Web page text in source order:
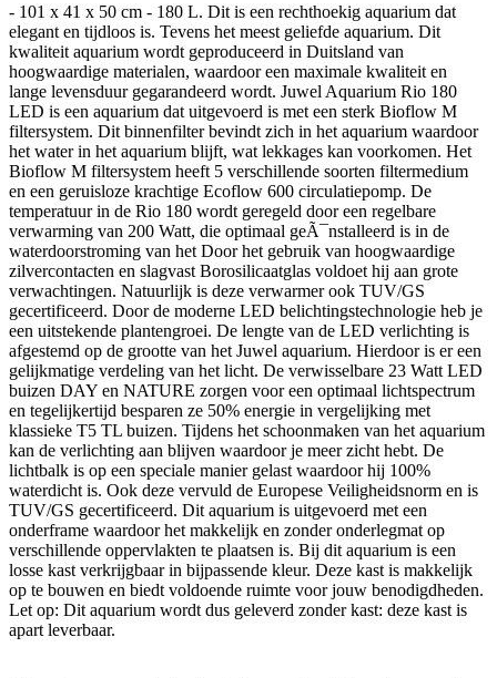
- 101 x 41 x 50 cm - 180 L. Dit is een rechthoekig aquarium dat
elegant en tijdloos is. Tevens het meest geliefde aquarium. Dit
kwaliteit aquarium wordt geproduceerd in Duitsland van
hoogwaardige materialen, waardoor een maximale kwaliteit en
lange levensduur gegarandeerd wordt. Juwel Aquarium Rio 180
LED is een aquarium dat uitgevoerd is met een sterk Bioflow M
filtersystem. Dit binnenfilter bevindt zich in het aquarium waardoor
het water in het aquarium blijft, wat lekkages kan voorkomen. Het
Bioflow M filtersystem heeft 5 verschillende soorten filtermedium
en een geruisloze krachtige Ecoflow 600 circulatiepomp. De
temperatuur in de Rio 180 wordt geregeld door een regelbare
verwarming van 200 Watt, die optimaal geÃ¯nstalleerd is in de
waterdoorstroming van het Door het gebruik van hoogwaardige
zilvercontacten en slagvast Borosilicaatglas voldoet hij aan grote
verwachtingen. Natuurlijk is deze verwarmer ook TUV/GS
gecertificeerd. Door de moderne LED belichtingstechnologie heb je
een uitstekende plantengroei. De lengte van de LED verlichting is
afgestemd op de grootte van het Juwel aquarium. Hierdoor is er een
gelijkmatige verdeling van het licht. De verwisselbare 23 Watt LED
buizen DAY en NATURE zorgen voor een optimaal lichtspectrum
en tegelijkertijd besparen ze 50% energie in vergelijking met
klassieke T5 TL buizen. Tijdens het schoonmaken van het aquarium
kan de verlichting aan blijven waardoor je meer zicht hebt. De
lichtbalk is op een speciale manier gelast waardoor hij 100%
waterdicht is. Ook deze vervuld de Europese Veiligheidsnorm en is
TUV/GS gecertificeerd. Dit aquarium is uitgevoerd met een
onderframe waardoor het makkelijk en zonder onderlegmat op
verschillende oppervlakten te plaatsen is. Bij dit aquarium is een
losse kast verkrijgbaar in bijpassende kleur. Deze kast is makkelijk
op te bouwen en biedt voldoende ruimte voor jouw benodigdheden.
Let op: Dit aquarium wordt dus geleverd zonder kast: deze kast is
apart leverbaar.